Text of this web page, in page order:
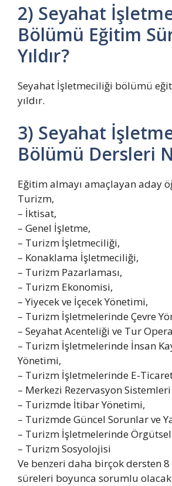
2) Seyahat
Bölümü Eğitim
Yıldır?
Seyahat İşletmeciliği bölümü
yıldır.
3) Seyahat
Bölümü Dersleri
Eğitim almayı amaçlayan aday
Turizm,
– İktisat,
– Genel İşletme,
– Turizm İşletmeciliği,
– Konaklama İşletmeciliği,
– Turizm Pazarlaması,
– Turizm Ekonomisi,
– Yiyecek ve İçecek Yönetimi,
– Turizm İşletmelerinde Çevre
– Seyahat Acenteliği ve Tur
– Turizm İşletmelerinde İnsan
Yönetimi,
– Turizm İşletmelerinde E-
– Merkezi Rezervasyon
– Turizmde İtibar Yönetimi,
– Turizmde Güncel Sorunlar ve
– Turizm İşletmelerinde Örgütsel
– Turizm Sosyolojisi
Ve benzeri daha birçok dersten 8
süreleri boyunca sorumlu